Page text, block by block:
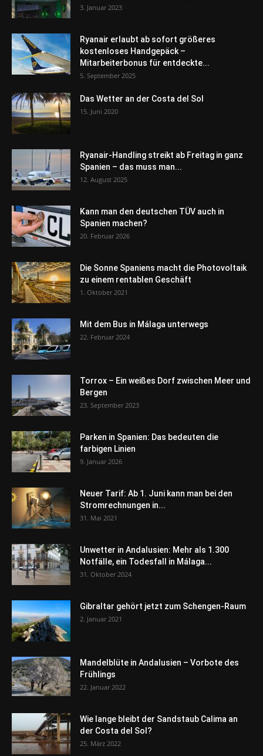
3. Januar 2023
Ryanair erlaubt ab sofort größeres
kostenloses Handgepäck –
Mitarbeiterbonus für entdeckte...
5. September 2025
Das Wetter an der Costa del Sol
15. Juni 2020
Ryanair-Handling streikt ab Freitag in ganz
Spanien – das muss man...
12. August 2025
Kann man den deutschen TÜV auch in
Spanien machen?
20. Februar 2026
Die Sonne Spaniens macht die Photovoltaik
zu einem rentablen Geschäft
1. Oktober 2021
Mit dem Bus in Málaga unterwegs
22. Februar 2024
Torrox – Ein weißes Dorf zwischen Meer und
Bergen
23. September 2023
Parken in Spanien: Das bedeuten die
farbigen Linien
9. Januar 2026
Neuer Tarif: Ab 1. Juni kann man bei den
Stromrechnungen in...
31. Mai 2021
Unwetter in Andalusien: Mehr als 1.300
Notfälle, ein Todesfall in Málaga...
31. Oktober 2024
Gibraltar gehört jetzt zum Schengen-Raum
2. Januar 2021
Mandelblüte in Andalusien – Vorbote des
Frühlings
22. Januar 2022
Wie lange bleibt der Sandstaub Calima an
der Costa del Sol?
25. März 2022